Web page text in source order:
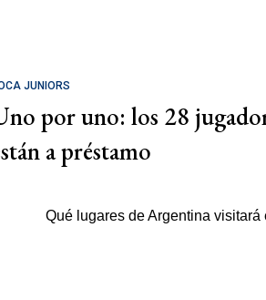
JUNIORS
por uno: los 28
a préstamo